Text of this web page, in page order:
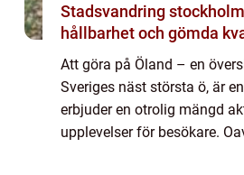
Stadsvandring stockholm historia,
hållbarhet och gömda
Att göra på Öland – en
Sveriges näst största ö, är
erbjuder en otrolig mängd
upplevelser för besökare.